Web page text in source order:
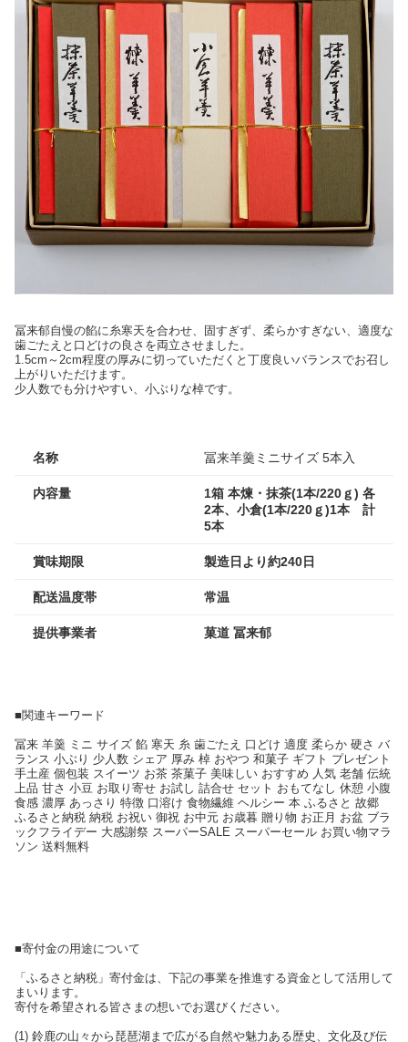
冨来郁自慢の餡に糸寒天を合わせ、固すぎず、柔らかすぎない、適度な
歯ごたえと口どけの良さを両立させました。
1.5cm～2cm程度の厚みに切っていただくと丁度良いバランスでお召し
上がりいただけます。
少人数でも分けやすい、小ぶりな棹です。
名称 冨来羊羹ミニサイズ 5本入
内容量
1箱 本煉・抹茶(1本/220ｇ) 各
2本、小倉(1本/220ｇ)1本 計
5本
賞味期限 製造日より約240日
配送温度帯 常温
提供事業者 菓道 冨来郁
■関連キーワード
冨来 羊羹 ミニ サイズ 餡 寒天 糸 歯ごたえ 口どけ 適度 柔らか 硬さ バ
ランス 小ぶり 少人数 シェア 厚み 棹 おやつ 和菓子 ギフト プレゼント
手土産 個包装 スイーツ お茶 茶菓子 美味しい おすすめ 人気 老舗 伝統
上品 甘さ 小豆 お取り寄せ お試し 詰合せ セット おもてなし 休憩 小腹
食感 濃厚 あっさり 特徴 口溶け 食物繊維 ヘルシー 本 ふるさと 故郷
ふるさと納税 納税 お祝い 御祝 お中元 お歳暮 贈り物 お正月 お盆 ブラ
ックフライデー 大感謝祭 スーパーSALE スーパーセール お買い物マラ
ソン 送料無料
■寄付金の用途について
「ふるさと納税」寄付金は、下記の事業を推進する資金として活用して
まいります。
寄付を希望される皆さまの想いでお選びください。
(1) 鈴鹿の山々から琵琶湖まで広がる自然や魅力ある歴史、文化及び伝